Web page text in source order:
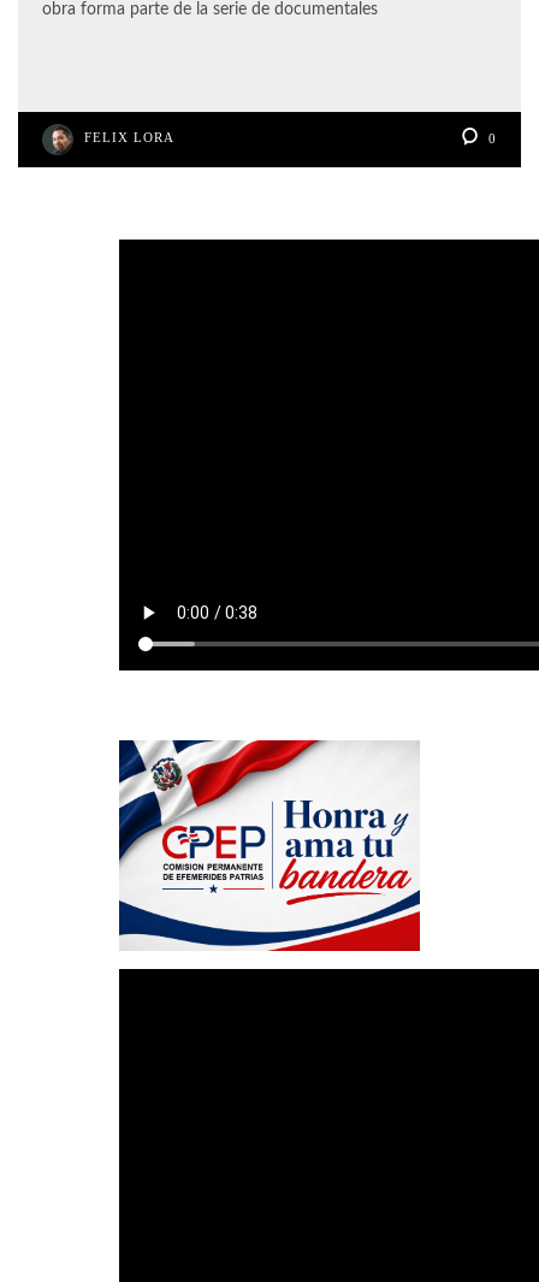
obra forma parte de la serie de documentales
FELIX LORA 0